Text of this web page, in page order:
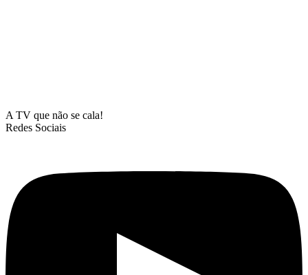
A TV que não se cala!
Redes Sociais